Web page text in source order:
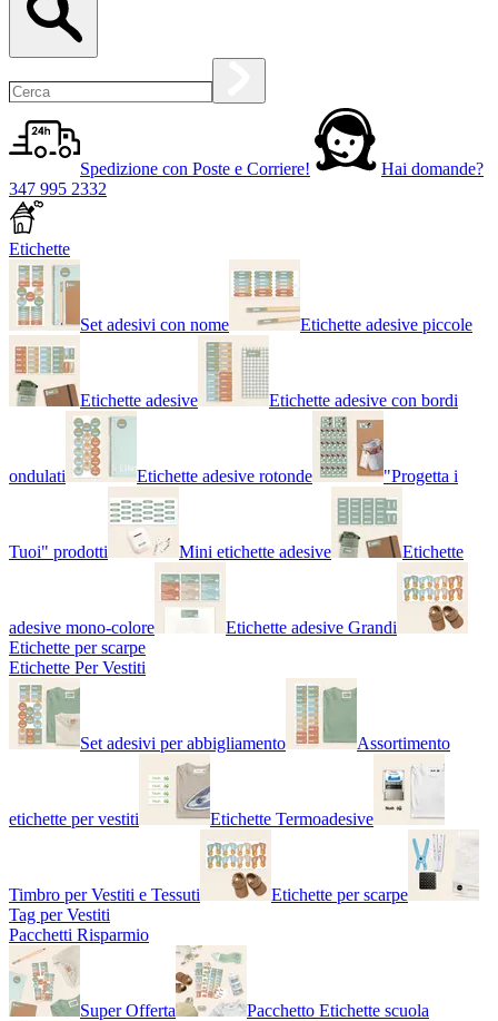
Spedizione con Poste e Corriere!
Hai domande?
347 995 2332
Etichette
Set adesivi con nome Etichette adesive piccole
Etichette adesive Etichette adesive con bordi
ondulati Etichette adesive rotonde "Progetta i
Tuoi" prodotti Mini etichette adesive Etichette
adesive mono-colore
Etichette adesive Grandi
Etichette per scarpe
Etichette Per Vestiti
Set adesivi per abbigliamento Assortimento
etichette per vestiti Etichette Termoadesive
Timbro per Vestiti e Tessuti
Etichette per scarpe
Tag per Vestiti
Pacchetti Risparmio
Super Offerta Pacchetto Etichette scuola